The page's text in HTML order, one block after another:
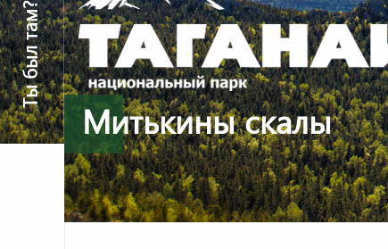
Митькины скалы
Ты был там?